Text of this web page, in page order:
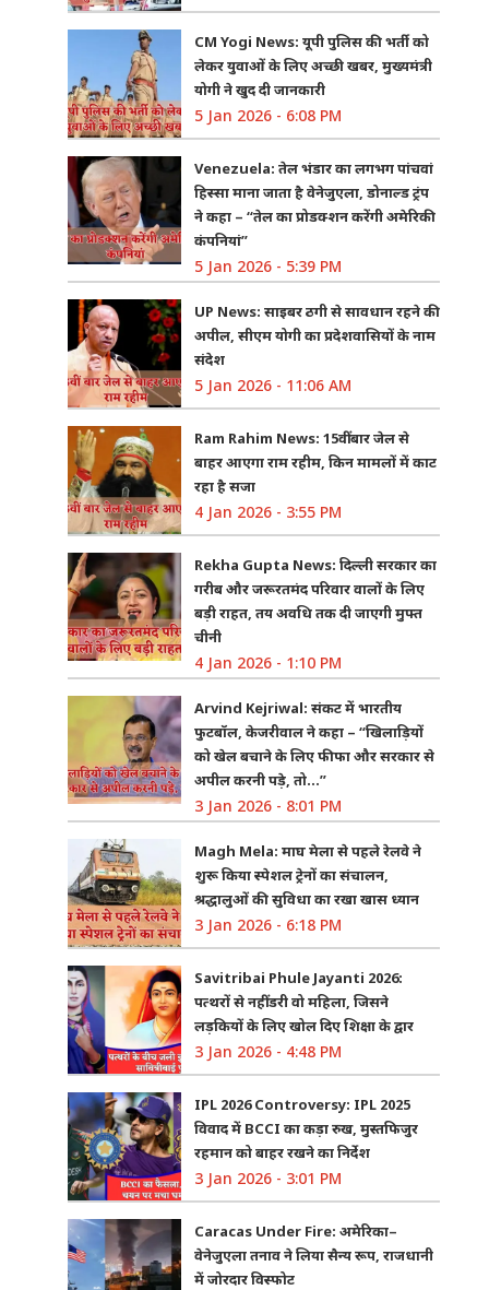
CM Yogi News: यूपी पुलिस की भर्ती को
लेकर युवाओं के लिए अच्छी खबर, मुख्यमंत्री
योगी ने खुद दी जानकारी
5 Jan 2026 - 6:08 PM
Venezuela: तेल भंडार का लगभग पांचवां
हिस्सा माना जाता है वेनेजुएला, डोनाल्ड ट्रंप
ने कहा – “तेल का प्रोडक्शन करेंगी अमेरिकी
कंपनियां”
5 Jan 2026 - 5:39 PM
UP News: साइबर ठगी से सावधान रहने की
अपील, सीएम योगी का प्रदेशवासियों के नाम
संदेश
5 Jan 2026 - 11:06 AM
Ram Rahim News: 15वीं बार जेल से
बाहर आएगा राम रहीम, किन मामलों में काट
रहा है सजा
4 Jan 2026 - 3:55 PM
Rekha Gupta News: दिल्ली सरकार का
गरीब और जरूरतमंद परिवार वालों के लिए
बड़ी राहत, तय अवधि तक दी जाएगी मुफ्त
चीनी
4 Jan 2026 - 1:10 PM
Arvind Kejriwal: संकट में भारतीय
फुटबॉल, केजरीवाल ने कहा – “खिलाड़ियों
को खेल बचाने के लिए फीफा और सरकार से
अपील करनी पड़े, तो…”
3 Jan 2026 - 8:01 PM
Magh Mela: माघ मेला से पहले रेलवे ने
शुरू किया स्पेशल ट्रेनों का संचालन,
श्रद्धालुओं की सुविधा का रखा खास ध्यान
3 Jan 2026 - 6:18 PM
Savitribai Phule Jayanti 2026:
पत्थरों से नहीं डरी वो महिला, जिसने
लड़कियों के लिए खोल दिए शिक्षा के द्वार
3 Jan 2026 - 4:48 PM
IPL 2026 Controversy: IPL 2025
विवाद में BCCI का कड़ा रुख, मुस्तफिजुर
रहमान को बाहर रखने का निर्देश
3 Jan 2026 - 3:01 PM
Caracas Under Fire: अमेरिका–
वेनेजुएला तनाव ने लिया सैन्य रूप, राजधानी
में जोरदार विस्फोट